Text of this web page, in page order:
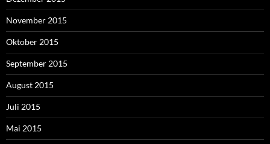
November 2015
Oktober 2015
September 2015
August 2015
Juli 2015
Mai 2015